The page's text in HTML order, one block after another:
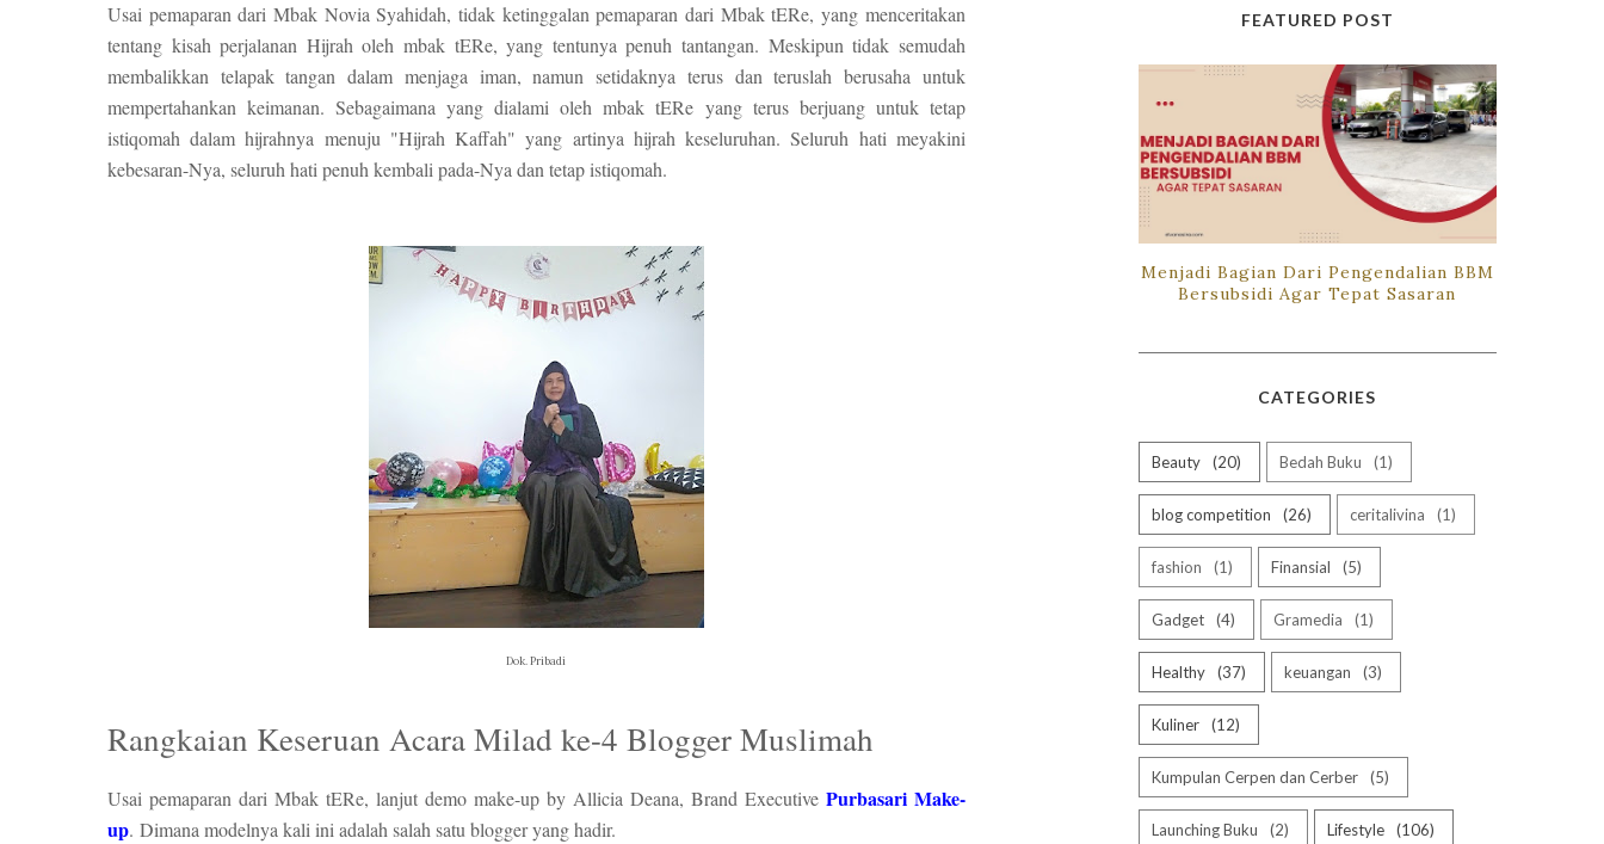
Usai pemaparan dari Mbak Novia Syahidah, tidak ketinggalan pemaparan dari Mbak tERe, yang menceritakan
tentang kisah perjalanan Hijrah oleh mbak tERe, yang tentunya penuh tantangan. Meskipun tidak semudah
membalikkan telapak tangan dalam menjaga iman, namun setidaknya terus dan teruslah berusaha untuk
mempertahankan keimanan. Sebagaimana yang dialami oleh mbak tERe yang terus berjuang untuk tetap
istiqomah dalam hijrahnya menuju "Hijrah Kaffah" yang artinya hijrah keseluruhan. Seluruh hati meyakini
kebesaran-Nya, seluruh hati penuh kembali pada-Nya dan tetap istiqomah.
Dok. Pribadi
Rangkaian Keseruan Acara Milad ke-4 Blogger Muslimah
Usai pemaparan dari Mbak tERe, lanjut demo make-up by Allicia Deana, Brand Executive Purbasari Make-
up. Dimana modelnya kali ini adalah salah satu blogger yang hadir.
FEATURED POST
Menjadi Bagian Dari Pengendalian BBM
Bersubsidi Agar Tepat Sasaran
CATEGORIES
Beauty 20 Bedah Buku 1
blog competition 26 ceritalivina 1
fashion 1 Finansial 5
Gadget 4 Gramedia 1
Healthy 37 keuangan 3
Kuliner 12
Kumpulan Cerpen dan Cerber 5
Launching Buku 2 Lifestyle 106